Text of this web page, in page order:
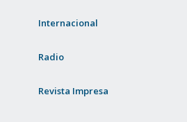
Internacional
Radio
Revista Impresa